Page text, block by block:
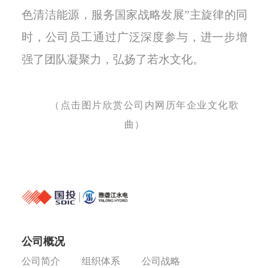
色清洁能源，服务国家战略发展”主旋律的同
时，公司员工通过广泛深度参与，进一步增
强了团队凝聚力，弘扬了若水文化。
（点击图片欣赏公司内网历年企业文化歌
曲）
公司概况
公司简介 组织体系
公司战略